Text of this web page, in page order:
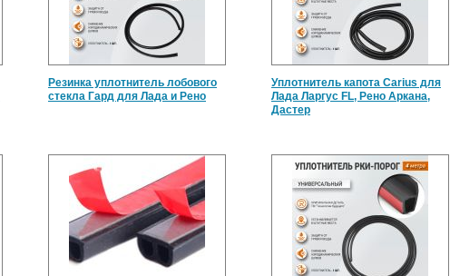
Резинка уплотнитель лобового
стекла Гард для Лада и Рено
Уплотнитель капота Carius для
Лада Ларгус FL, Рено Аркана,
Дастер